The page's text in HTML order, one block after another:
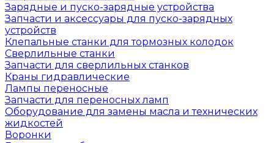
Зарядные и пуско-зарядные устройства
Запчасти и аксессуары для пуско-зарядных
устройств
Клепальные станки для тормозных колодок
Сверлильные станки
Запчасти для сверлильных станков
Краны гидравлические
Лампы переносные
Запчасти для переносных ламп
Оборудование для замены масла и технических
жидкостей
Воронки